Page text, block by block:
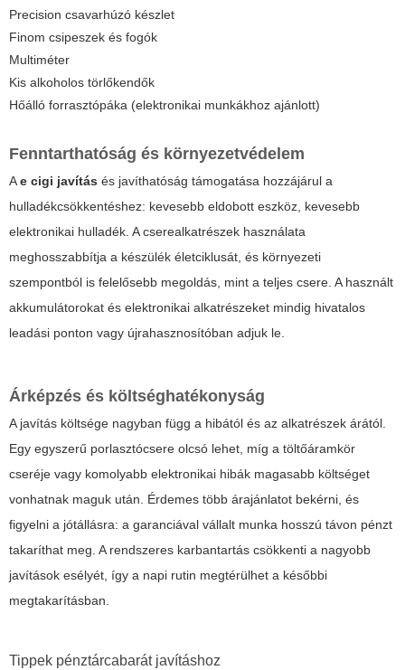
Precision csavarhúzó készlet
Finom csipeszek és fogók
Multiméter
Kis alkoholos törlőkendők
Hőálló forrasztópáka (elektronikai munkákhoz ajánlott)
Fenntarthatóság és környezetvédelem
Ae cigi javítás és javíthatóság támogatása hozzájárul a
hulladékcsökkentéshez: kevesebb eldobott eszköz, kevesebb
elektronikai hulladék. A cserealkatrészek használata
meghosszabbítja a készülék életciklusát, és környezeti
szempontból is felelősebb megoldás, mint a teljes csere. A használt
akkumulátorokat és elektronikai alkatrészeket mindig hivatalos
leadási ponton vagy újrahasznosítóban adjuk le.
Árképzés és költséghatékonyság
A javítás költsége nagyban függ a hibától és az alkatrészek árától.
Egy egyszerű porlasztócsere olcsó lehet, míg a töltőáramkör
cseréje vagy komolyabb elektronikai hibák magasabb költséget
vonhatnak maguk után. Érdemes több árajánlatot bekérni, és
figyelni a jótállásra: a garanciával vállalt munka hosszú távon pénzt
takaríthat meg. A rendszeres karbantartás csökkenti a nagyobb
javítások esélyét, így a napi rutin megtérülhet a későbbi
megtakarításban.
Tippek pénztárcabarát javításhoz